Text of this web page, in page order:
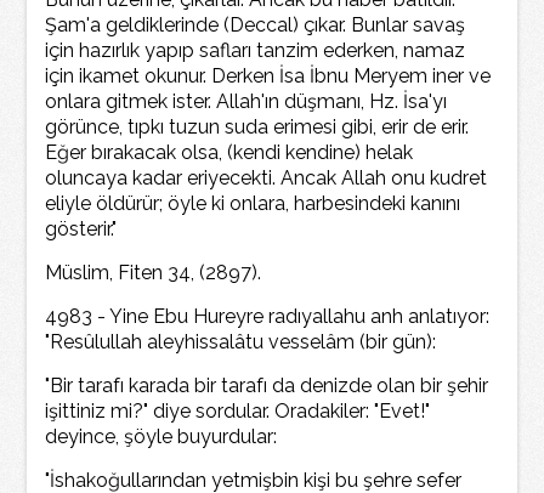
Şam'a geldiklerinde (Deccal) çıkar. Bunlar savaş
için hazırlık yapıp safları tanzim ederken, namaz
için ikamet okunur. Derken İsa İbnu Meryem iner ve
onlara gitmek ister. Allah'ın düşmanı, Hz. İsa'yı
görünce, tıpkı tuzun suda erimesi gibi, erir de erir.
Eğer bırakacak olsa, (kendi kendine) helak
oluncaya kadar eriyecekti. Ancak Allah onu kudret
eliyle öldürür; öyle ki onlara, harbesindeki kanını
gösterir."
Müslim, Fiten 34, (2897).
4983 - Yine Ebu Hureyre radıyallahu anh anlatıyor:
"Resûlullah aleyhissalâtu vesselâm (bir gün):
"Bir tarafı karada bir tarafı da denizde olan bir şehir
işittiniz mi?" diye sordular. Oradakiler: "Evet!"
deyince, şöyle buyurdular:
"İshakoğullarından yetmişbin kişi bu şehre sefer